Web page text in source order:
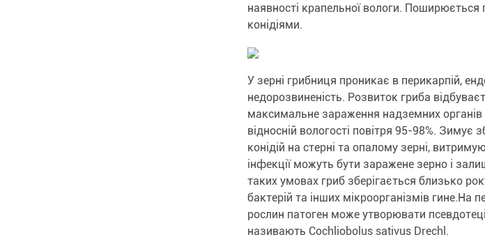
наявності крапельної вологи. Поширюється
конідіями.
У зерні грибниця проникає в перикарпій,
недорозвиненість. Розвиток гриба
максимальне зараження надземних органів
відносній вологості повітря 95-98%. Зимує
конідій на стерні та опалому зерні,
інфекції можуть бути заражене зерно і
таких умовах гриб зберігається близько
бактерій та інших мікроорганізмів гине.На
рослин патоген може утворювати
називають Cochliobolus sativus Drechl.